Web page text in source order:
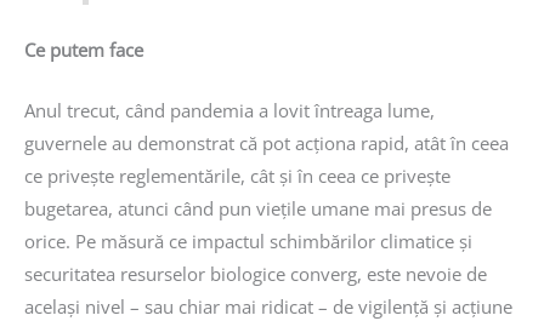
Ce putem face
Anul trecut, când pandemia a lovit întreaga lume,
guvernele au demonstrat că pot acționa rapid, atât în ceea
ce privește reglementările, cât și în ceea ce privește
bugetarea, atunci când pun viețile umane mai presus de
orice. Pe măsură ce impactul schimbărilor climatice și
securitatea resurselor biologice converg, este nevoie de
același nivel – sau chiar mai ridicat – de vigilență și acțiune